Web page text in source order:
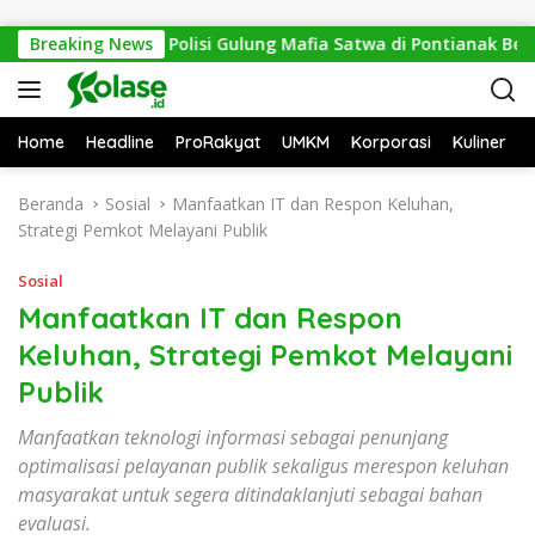
Breaking News
Sesat, Polisi Gulung Mafia Satwa di Pontianak Bersama
Home Headline ProRakyat UMKM Korporasi Kuliner
Beranda Sosial
Manfaatkan IT dan Respon Keluhan,
Strategi Pemkot Melayani Publik
Sosial
Manfaatkan IT dan Respon
Keluhan, Strategi Pemkot Melayani
Publik
Manfaatkan teknologi informasi sebagai penunjang
optimalisasi pelayanan publik sekaligus merespon keluhan
masyarakat untuk segera ditindaklanjuti sebagai bahan
evaluasi.